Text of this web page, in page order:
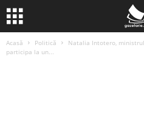
Acasă Politică
Natalia Intotero,
participa la un...